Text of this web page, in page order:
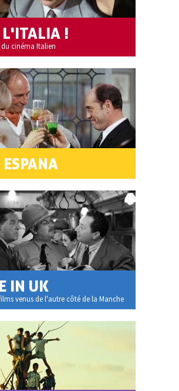
!
cinéma Italien
IN UK
venus de l'autre côté de la Manche